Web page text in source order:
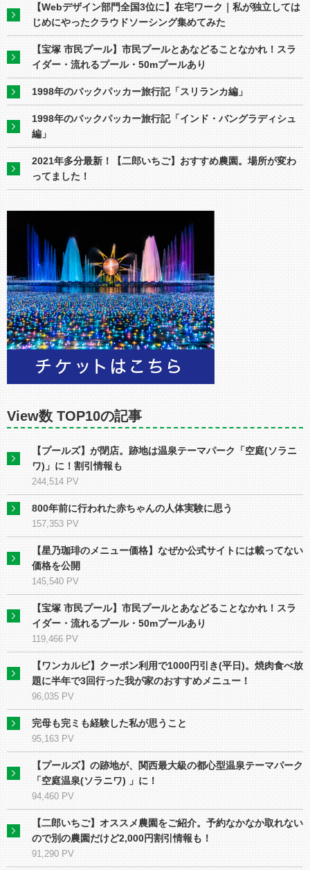
【Webデザイン部門全国3位に】在宅ワーク｜私が独立しては
じめにやったクラウドソーシング集めてみた
【宝塚 市民プール】市民プールとあなどることなかれ！スラ
イダー・流れるプール・50mプールあり
1998年のバックパッカー旅行記「スリランカ編」
1998年のバックパッカー旅行記「インド・バングラディシュ
編」
2021年多分最新！【二郎いちご】おすすめ農園。場所が変わ
ってました！
View数 TOP10の記事
【プールズ】が閉店。跡地は温泉テーマパーク「空庭(ソラニ
ワ)」に！割引情報も
244,514 PV
800年前に行われた赤ちゃんの人体実験に思う
157,353 PV
【星乃珈琲のメニュー価格】なぜか公式サイトには載ってない
価格を公開
145,540 PV
【宝塚 市民プール】市民プールとあなどることなかれ！スラ
イダー・流れるプール・50mプールあり
119,466 PV
【ワンカルビ】クーポン利用で1000円引き(平日)。焼肉食べ放
題に半年で3回行った我が家のおすすめメニュー！
96,035 PV
完母も完ミも経験した私が思うこと
95,163 PV
【プールズ】の跡地が、関⻄最大級の都心型温泉テーマパーク
「空庭温泉(ソラニワ) 」に！
94,460 PV
【二郎いちご】オススメ農園をご紹介。予約なかなか取れない
ので別の農園だけど2,000円割引情報も！
91,290 PV